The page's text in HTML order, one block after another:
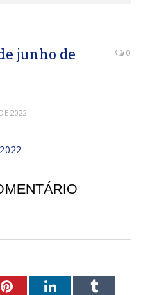
junho de
0
2022
PinterestLinkedInTumblr